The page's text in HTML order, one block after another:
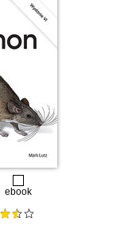
ebook